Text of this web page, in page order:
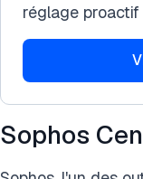
réglage
Sophos